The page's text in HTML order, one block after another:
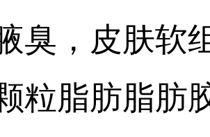
臭，皮肤软
粒脂肪脂肪